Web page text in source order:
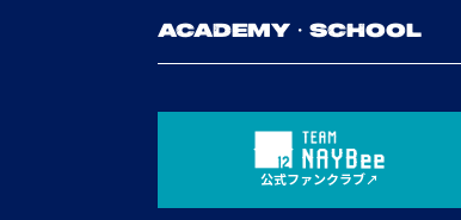
ACADEMY・SCHOOL
公式ファンクラブ